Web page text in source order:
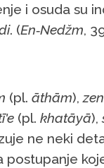
i osuda su
. (En‑Nedžm,
(pl. āthām),
(pl. khatāyā),
ne neki
postupanje